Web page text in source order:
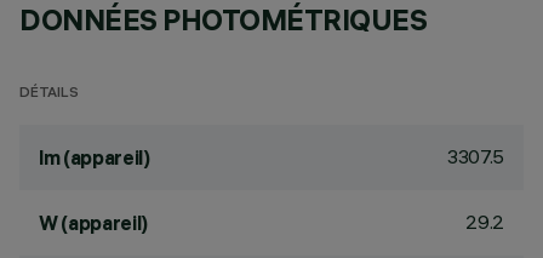
DONNÉES PHOTOMÉTRIQUES
DÉTAILS
lm (appareil) 3307.5
W (appareil) 29.2